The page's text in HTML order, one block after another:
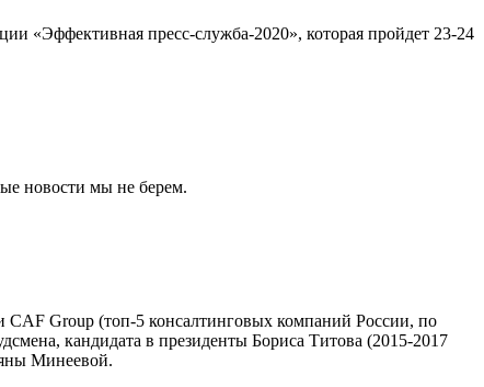
«Эффективная пресс-служба-2020», которая пройдет 23-24
новости мы не берем.
Group (топ-5 консалтинговых компаний России, по
кандидата в президенты Бориса Титова (2015-2017
Минеевой.